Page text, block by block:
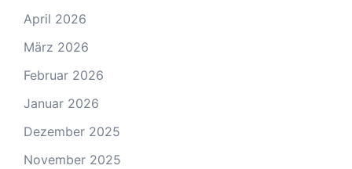
April 2026
März 2026
Februar 2026
Januar 2026
Dezember 2025
November 2025